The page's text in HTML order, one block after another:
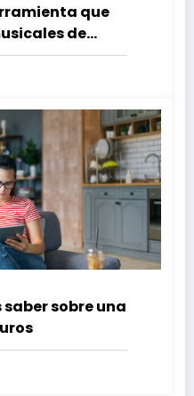
que
de
en tu zona
sobre una